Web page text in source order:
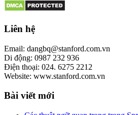
Liên hệ
Email: dangbq@stanford.com.vn
Di động: 0987 232 936
Điện thoại: 024. 6275 2212
Website: www.stanford.com.vn
Bài viết mới